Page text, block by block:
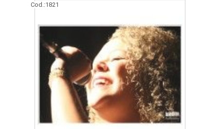
Cod.:1821